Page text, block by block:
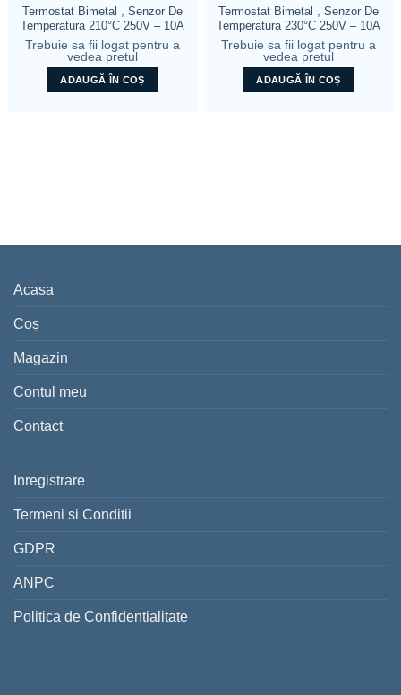
Termostat Bimetal , Senzor De
Temperatura 210°C 250V – 10A
Trebuie sa fii logat pentru a
vedea pretul
ADAUGĂ ÎN COȘ
Termostat Bimetal , Senzor De
Temperatura 230°C 250V – 10A
Trebuie sa fii logat pentru a
vedea pretul
ADAUGĂ ÎN COȘ
Acasa
Coș
Magazin
Contul meu
Contact
Inregistrare
Termeni si Conditii
GDPR
ANPC
Politica de Confidentialitate